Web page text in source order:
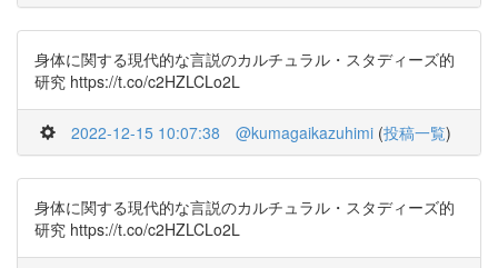
身体に関する現代的な言説のカルチュラル・スタディーズ的
研究 https://t.co/c2HZLCLo2L
2022-12-15 10:07:38 @kumagaikazuhimi (投稿一覧)
身体に関する現代的な言説のカルチュラル・スタディーズ的
研究 https://t.co/c2HZLCLo2L